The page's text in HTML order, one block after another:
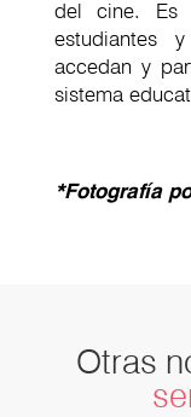
del cine. Es
estudiantes
accedan y
sistema
*Fotografía
Otras